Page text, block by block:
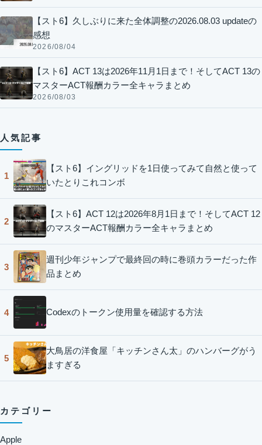
【スト6】久しぶりに来た全体調整の2026.08.03 updateの
感想
2026/08/04
【スト6】ACT 13は2026年11月1日まで！そしてACT 13の
マスターACT報酬カラー全キャラまとめ
2026/08/03
人気記事
1
【スト6】イングリッドを1日使ってみて自然と使って
いたとりこれコンボ
2
【スト6】ACT 12は2026年8月1日まで！そしてACT 12
のマスターACT報酬カラー全キャラまとめ
3
週刊少年ジャンプで最終回の時に巻頭カラーだった作
品まとめ
4 Codexのトークン使用量を確認する方法
5
大鳥居の洋食屋「キッチンさん太」のハンバーグがう
ますぎる
カテゴリー
Apple